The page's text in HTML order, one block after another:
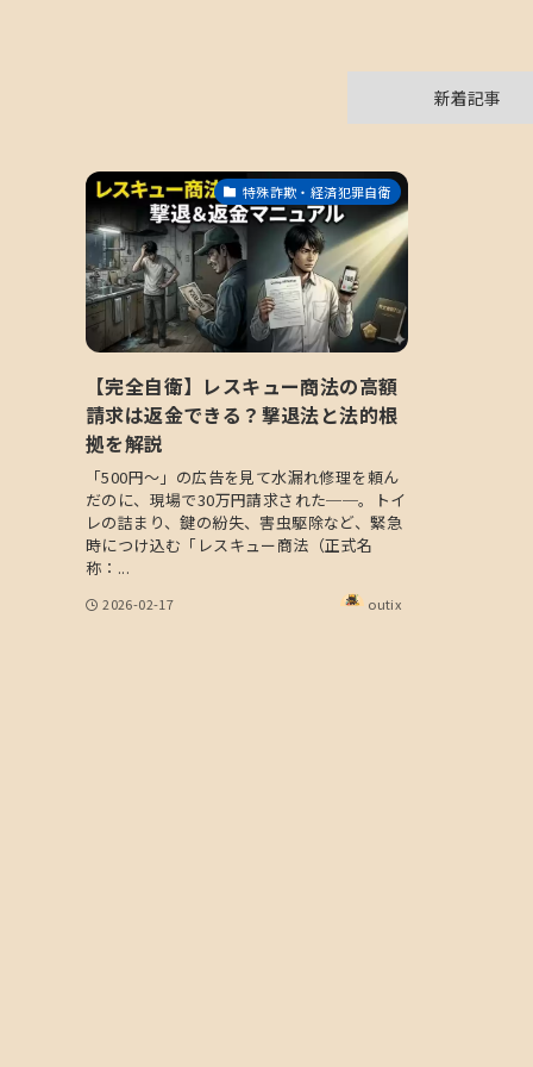
新着記事
特殊詐欺・経済犯罪自衛
【完全自衛】レスキュー商法の高額
請求は返金できる？撃退法と法的根
拠を解説
「500円〜」の広告を見て水漏れ修理を頼ん
だのに、現場で30万円請求された──。トイ
レの詰まり、鍵の紛失、害虫駆除など、緊急
時につけ込む「レスキュー商法（正式名
称：...
2026-02-17 outix